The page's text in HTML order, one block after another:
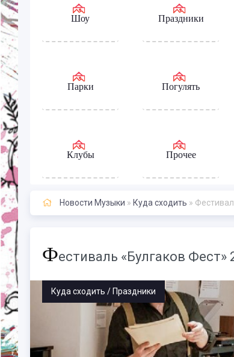
Шоу Праздники
Парки Погулять
Клубы Прочее
Новости Музыки » Куда сходить »
Фестиваль «Булгаков Фест»
Куда сходить / Праздники